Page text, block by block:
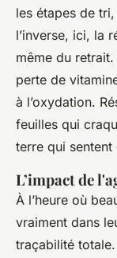
les étapes de
l’inverse, ici, la
même du
perte de
à l’oxydation.
feuilles qui
terre qui
L’impact de
À l’heure où
vraiment dans
traçabilité